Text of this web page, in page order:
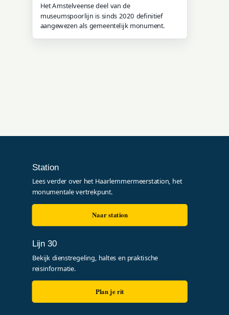
Het Amstelveense deel van de
museumspoorlijn is sinds 2020 definitief
aangewezen als gemeentelijk monument.
Station
Lees verder over het Haarlemmermeerstation, het
monumentale vertrekpunt.
Naar station
Lijn 30
Bekijk dienstregeling, haltes en praktische
reisinformatie.
Plan je rit